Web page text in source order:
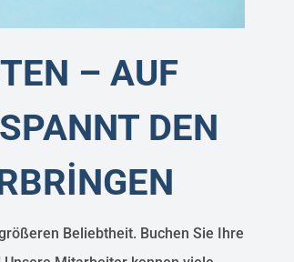
– AUF
DEN
Beliebtheit. Buchen Sie Ihre